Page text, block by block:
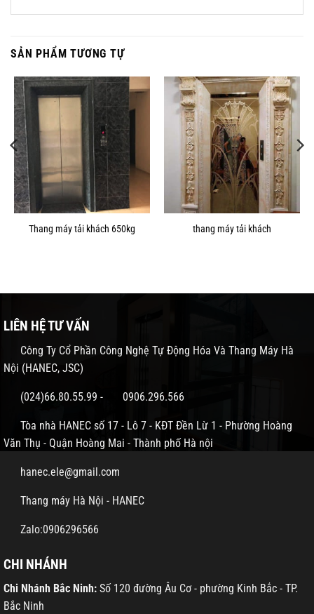
SẢN PHẨM TƯƠNG TỰ
Thang máy tải khách 650kg thang máy tải khách
LIÊN HỆ TƯ VẤN
Công Ty Cổ Phần Công Nghệ Tự Động Hóa Và Thang Máy Hà
Nội (HANEC, JSC)
(024)66.80.55.99 - 0906.296.566
Tòa nhà HANEC số 17 - Lô 7 - KĐT Đền Lừ 1 - Phường Hoàng
Văn Thụ - Quận Hoàng Mai - Thành phố Hà nội
hanec.ele@gmail.com
Thang máy Hà Nội - HANEC
Zalo:0906296566
CHI NHÁNH
Chi Nhánh Bắc Ninh: Số 120 đường Âu Cơ - phường Kinh Bắc - TP.
Bắc Ninh